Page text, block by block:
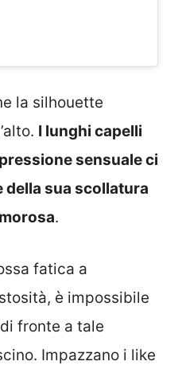
la silhouette
I lunghi capelli
sensuale ci
della sua scollatura
.
fatica a
è impossibile
fronte a tale
Impazzano i like